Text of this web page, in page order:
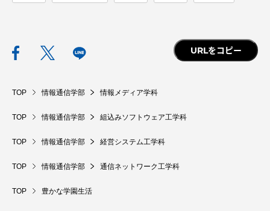
URLをコピー
TOP 情報通信学部 情報メディア学科
TOP 情報通信学部 組込みソフトウェア工学科
TOP 情報通信学部 経営システム工学科
TOP 情報通信学部 通信ネットワーク工学科
TOP 豊かな学園生活